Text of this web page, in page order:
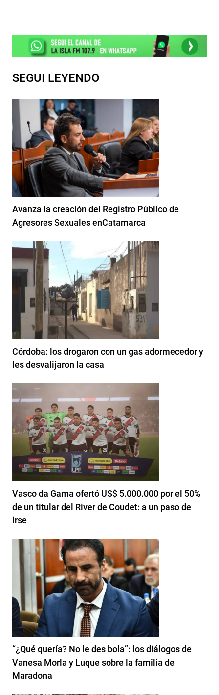
SEGUI LEYENDO
Avanza la creación del Registro Público de
Agresores Sexuales enCatamarca
Córdoba: los drogaron con un gas adormecedor y
les desvalijaron la casa
Vasco da Gama ofertó US$ 5.000.000 por el 50%
de un titular del River de Coudet: a un paso de
irse
“¿Qué quería? No le des bola”: los diálogos de
Vanesa Morla y Luque sobre la familia de
Maradona